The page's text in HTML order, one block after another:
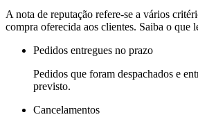
A nota de reputação refere-se a vários
compra oferecida aos clientes. Saiba o que
Pedidos entregues no prazo
Pedidos que foram despachados e
previsto.
Cancelamentos